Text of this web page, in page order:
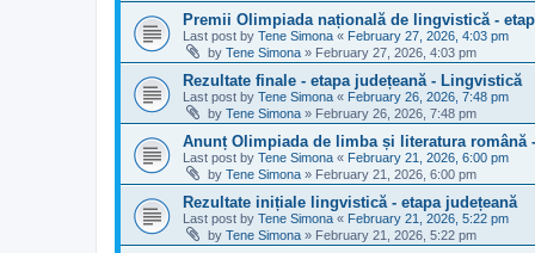
Premii Olimpiada națională de lingvistică -
Last post by Tene Simona « February 27, 2026, 4:03 pm
by Tene Simona » February 27, 2026, 4:03 pm
Rezultate finale - etapa județeană - Lingvistică
Last post by Tene Simona « February 26, 2026, 7:48 pm
by Tene Simona » February 26, 2026, 7:48 pm
Anunț Olimpiada de limba și literatura română
Last post by Tene Simona « February 21, 2026, 6:00 pm
by Tene Simona » February 21, 2026, 6:00 pm
Rezultate inițiale lingvistică - etapa județeană
Last post by Tene Simona « February 21, 2026, 5:22 pm
by Tene Simona » February 21, 2026, 5:22 pm